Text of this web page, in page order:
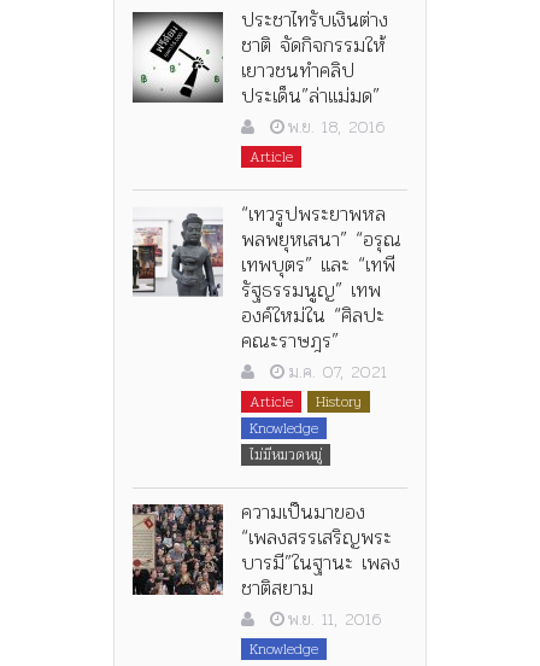
ประชาไทรับเงินต่าง
ชาติ จัดกิจกรรมให้
เยาวชนทำคลิป
ประเด็น”ล่าแม่มด”
พ.ย. 18, 2016
Article
“เทวรูปพระยาพหล
พลพยุหเสนา” “อรุณ
เทพบุตร” และ “เทพี
รัฐธรรมนูญ” เทพ
องค์ใหม่ใน “ศิลปะ
คณะราษฎร”
ม.ค. 07, 2021
Article
History
Knowledge
ไม่มีหมวดหมู่
ความเป็นมาของ
“เพลงสรรเสริญพระ
บารมี”ในฐานะ เพลง
ชาติสยาม
พ.ย. 11, 2016
Knowledge